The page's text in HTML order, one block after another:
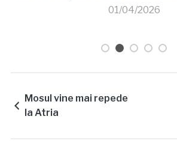
care creste
Mosul vine mai repede
la Atria